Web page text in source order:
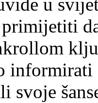
u
informirati
svoje